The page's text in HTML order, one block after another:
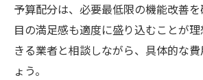
予算配分は、必要最低限の機能改善
目の満足感も適度に盛り込むことが
きる業者と相談しながら、具体的な
ょう。